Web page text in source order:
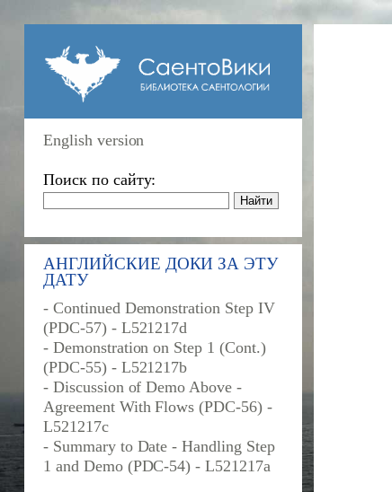
English version
Поиск по сайту:
АНГЛИЙСКИЕ ДОКИ ЗА ЭТУ
ДАТУ
- Continued Demonstration Step IV
(PDC-57) - L521217d
- Demonstration on Step 1 (Cont.)
(PDC-55) - L521217b
- Discussion of Demo Above -
Agreement With Flows (PDC-56) -
L521217c
- Summary to Date - Handling Step
1 and Demo (PDC-54) - L521217a